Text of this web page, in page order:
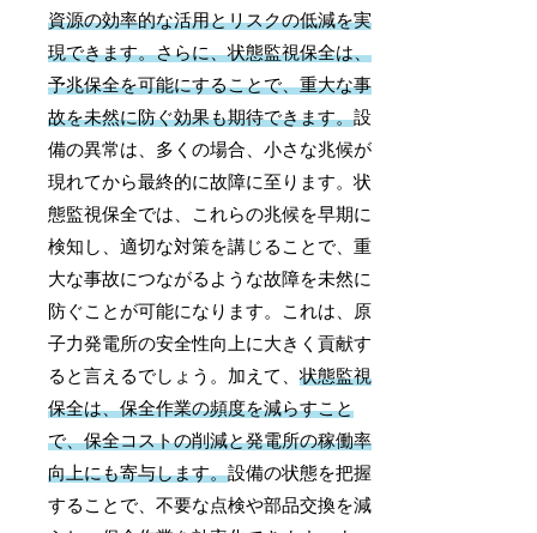
資源の効率的な活用とリスクの低減を実
現できます。さらに、状態監視保全は、
予兆保全を可能にすることで、重大な事
故を未然に防ぐ効果も期待できます。設
備の異常は、多くの場合、小さな兆候が
現れてから最終的に故障に至ります。状
態監視保全では、これらの兆候を早期に
検知し、適切な対策を講じることで、重
大な事故につながるような故障を未然に
防ぐことが可能になります。これは、原
子力発電所の安全性向上に大きく貢献す
ると言えるでしょう。加えて、状態監視
保全は、保全作業の頻度を減らすこと
で、保全コストの削減と発電所の稼働率
向上にも寄与します。設備の状態を把握
することで、不要な点検や部品交換を減